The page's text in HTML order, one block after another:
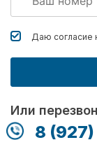
Даю согласие
Или
8